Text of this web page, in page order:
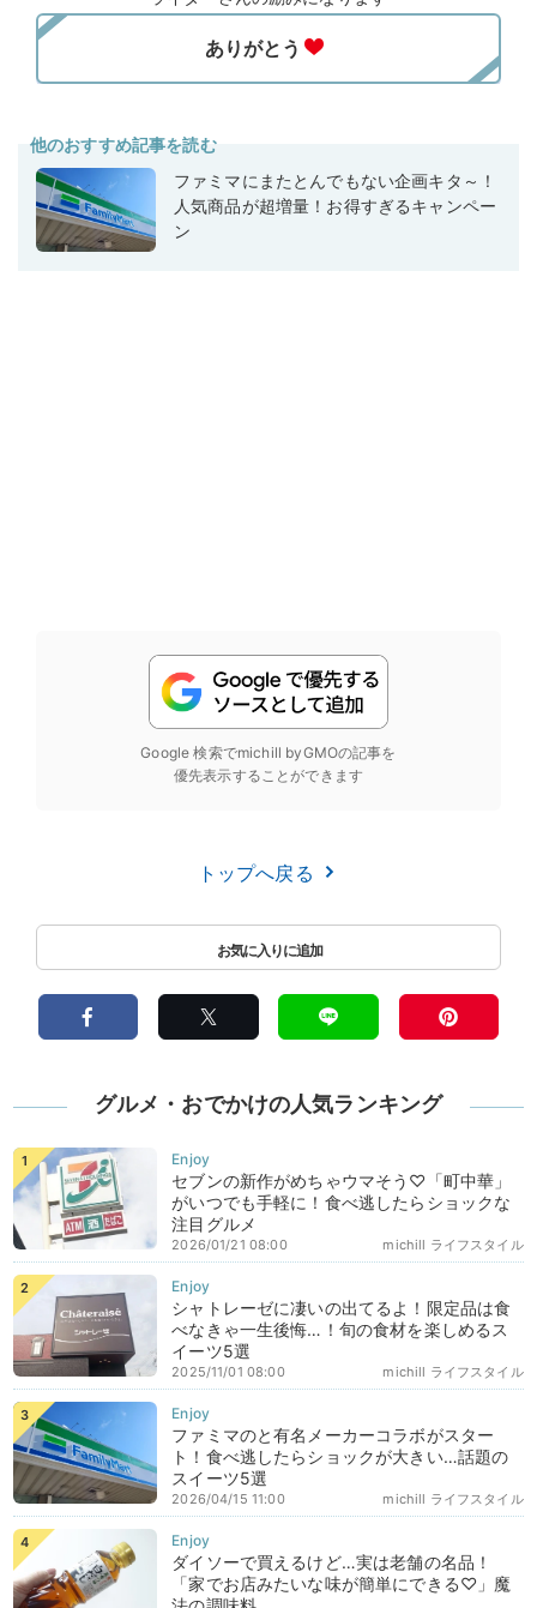
他のおすすめ記事を読む
ファミマにまたとんでもない企画キタ～！
人気商品が超増量！お得すぎるキャンペー
ン
Google 検索でmichill byGMOの記事を
優先表示することができます
トップへ戻る
グルメ・おでかけの人気ランキング
セブンの新作がめちゃウマそう♡「町中華」
がいつでも手軽に！食べ逃したらショックな
注目グルメ
michill ライフスタイル
2026/01/21 08:00
シャトレーゼに凄いの出てるよ！限定品は食
べなきゃ一生後悔…！旬の食材を楽しめるス
イーツ5選
michill ライフスタイル
2025/11/01 08:00
ファミマのと有名メーカーコラボがスター
ト！食べ逃したらショックが大きい…話題の
スイーツ5選
michill ライフスタイル
2026/04/15 11:00
ダイソーで買えるけど…実は老舗の名品！
「家でお店みたいな味が簡単にできる♡」魔